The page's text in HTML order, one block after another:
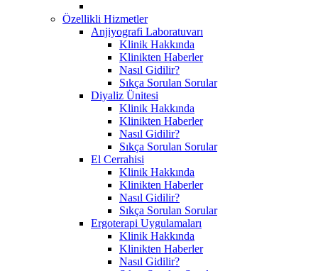
Özellikli Hizmetler
Anjiyografi Laboratuvarı
Klinik Hakkında
Klinikten Haberler
Nasıl Gidilir?
Sıkça Sorulan Sorular
Diyaliz Ünitesi
Klinik Hakkında
Klinikten Haberler
Nasıl Gidilir?
Sıkça Sorulan Sorular
El Cerrahisi
Klinik Hakkında
Klinikten Haberler
Nasıl Gidilir?
Sıkça Sorulan Sorular
Ergoterapi Uygulamaları
Klinik Hakkında
Klinikten Haberler
Nasıl Gidilir?